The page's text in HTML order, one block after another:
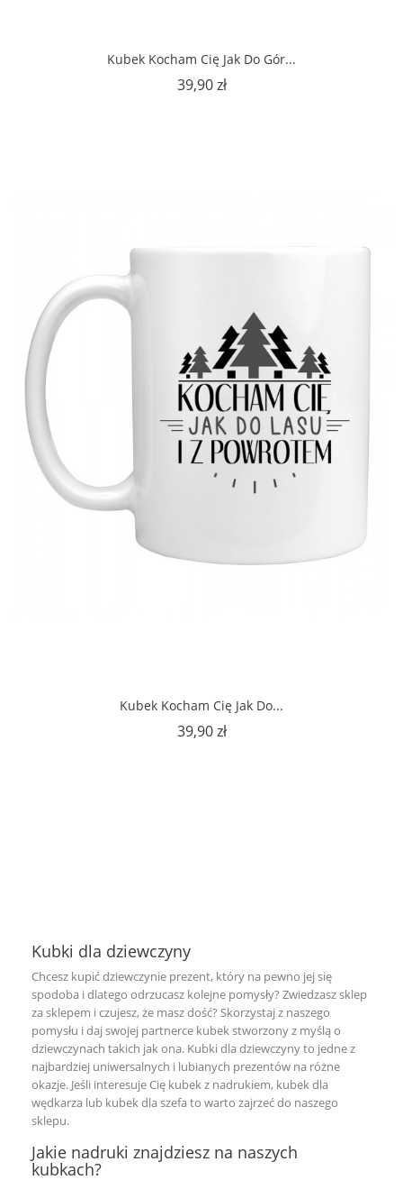
Kubek Kocham Cię Jak Do Gór...
39,90 złCena
Kubek Kocham Cię Jak Do...
39,90 złCena
Kubki dla dziewczyny
Chcesz kupić dziewczynie prezent, który na pewno jej się
spodoba i dlatego odrzucasz kolejne pomysły? Zwiedzasz sklep
za sklepem i czujesz, że masz dość? Skorzystaj z naszego
pomysłu i daj swojej partnerce kubek stworzony z myślą o
dziewczynach takich jak ona. Kubki dla dziewczyny to jedne z
najbardziej uniwersalnych i lubianych prezentów na różne
okazje. Jeśli interesuje Cię kubek z nadrukiem, kubek dla
wędkarza lub kubek dla szefa to warto zajrzeć do naszego
sklepu.
Jakie nadruki znajdziesz na naszych
kubkach?